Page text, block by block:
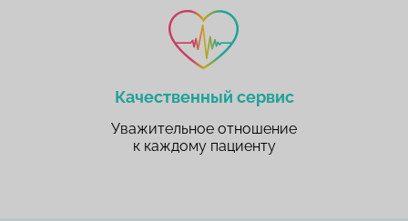
Качественный сервис
Уважительное отношение
к каждому пациенту